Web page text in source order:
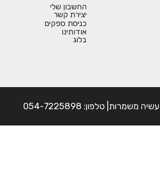
החשבון שלי
יצירת קשר
כניסת ספקים
אודותינו
בלוג